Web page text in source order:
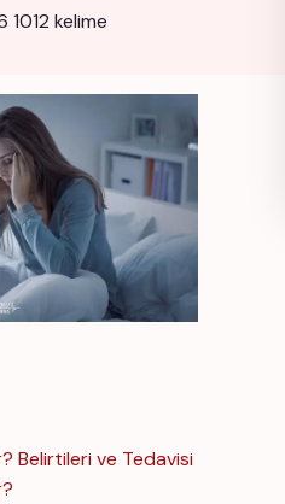
1012 kelime
Belirtileri ve Tedavisi